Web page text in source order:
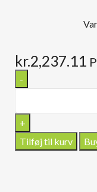
kr.2,237.11
Tilføj til kurv